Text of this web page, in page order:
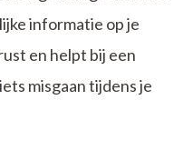
informatie op je
en helpt bij een
misgaan tijdens je